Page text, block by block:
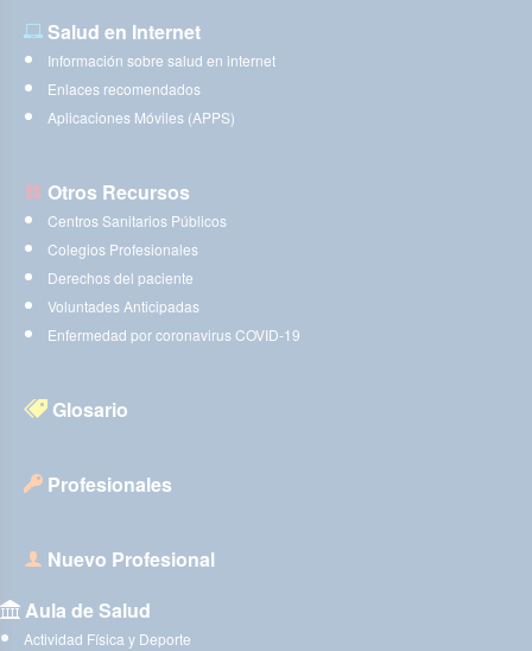
Salud en Internet
Información sobre salud en internet
Enlaces recomendados
Aplicaciones Móviles (APPS)
Otros Recursos
Centros Sanitarios Públicos
Colegios Profesionales
Derechos del paciente
Voluntades Anticipadas
Enfermedad por coronavirus COVID-19
Glosario
Profesionales
Nuevo Profesional
Aula de Salud
Actividad Física y Deporte